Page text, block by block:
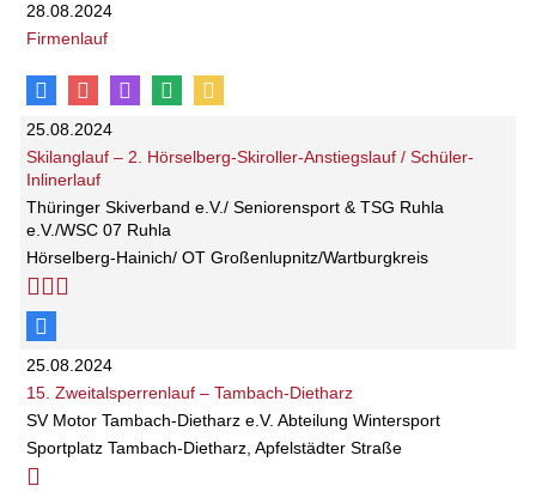
28.08.2024
Firmenlauf
25.08.2024
Skilanglauf – 2. Hörselberg-Skiroller-Anstiegslauf / Schüler-
Inlinerlauf
Thüringer Skiverband e.V./ Seniorensport & TSG Ruhla
e.V./WSC 07 Ruhla
Hörselberg-Hainich/ OT Großenlupnitz/Wartburgkreis
25.08.2024
15. Zweitalsperrenlauf – Tambach-Dietharz
SV Motor Tambach-Dietharz e.V. Abteilung Wintersport
Sportplatz Tambach-Dietharz, Apfelstädter Straße